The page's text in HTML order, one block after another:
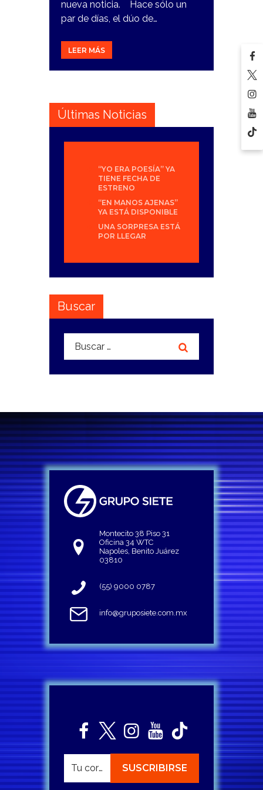
nueva noticia. Hace sólo un
par de días, el dúo de…
LEER MÁS
Últimas Noticias
“YO ERA POESÍA” YA
TIENE FECHA DE
ESTRENO
“EN MANOS AJENAS”
YA ESTÁ DISPONIBLE
UNA SORPRESA ESTÁ
POR LLEGAR
Buscar
Buscar:
Montecito 38 Piso 31
Oficina 34 WTC
Napoles, Benito Juárez
03810
(55) 9000 0787
info@gruposiete.com.mx